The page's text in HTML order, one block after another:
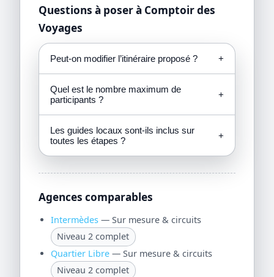
Questions à poser à Comptoir des
Voyages
Peut-on modifier l’itinéraire proposé ? +
Quel est le nombre maximum de
participants ?
+
Les guides locaux sont-ils inclus sur
toutes les étapes ?
+
Agences comparables
Intermèdes— Sur mesure & circuits
Niveau 2 complet
Quartier Libre— Sur mesure & circuits
Niveau 2 complet